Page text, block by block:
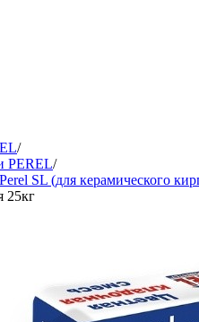
/
PEREL/
SL (для керамического
25кг